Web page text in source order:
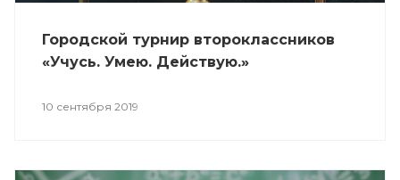
Городской турнир второклассников
«Учусь. Умею. Действую.»
10 сентября 2019